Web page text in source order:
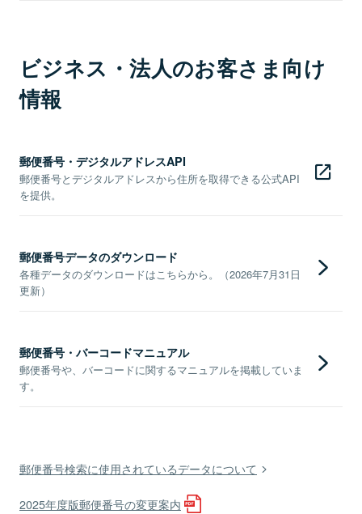
ビジネス・法人のお客さま向け
情報
郵便番号・デジタルアドレスAPI
郵便番号とデジタルアドレスから住所を取得できる公式API
を提供。
郵便番号データのダウンロード
各種データのダウンロードはこちらから。（2026年7月31日
更新）
郵便番号・バーコードマニュアル
郵便番号や、バーコードに関するマニュアルを掲載していま
す。
郵便番号検索に使用されているデータについて
2025年度版郵便番号の変更案内